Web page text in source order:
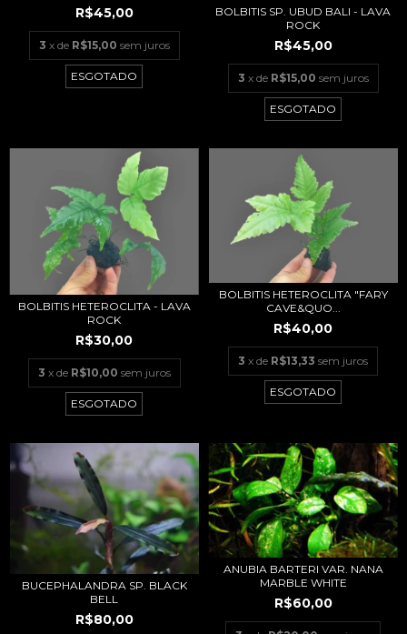
R$45,00
3 x de R$15,00 sem juros
ESGOTADO
BOLBITIS SP. UBUD BALI - LAVA
ROCK
R$45,00
3 x de R$15,00 sem juros
ESGOTADO
BOLBITIS HETEROCLITA - LAVA
ROCK
R$30,00
3 x de R$10,00 sem juros
ESGOTADO
BOLBITIS HETEROCLITA "FARY
CAVE&QUO...
R$40,00
3 x de R$13,33 sem juros
ESGOTADO
BUCEPHALANDRA SP. BLACK
BELL
R$80,00
ANUBIA BARTERI VAR. NANA
MARBLE WHITE
R$60,00